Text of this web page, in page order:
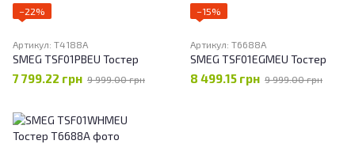
−22%
Артикул: T4188А
SMEG TSF01PBEU Тостер
7 799.22 грн 9 999.00 грн
−15%
Артикул: T6688А
SMEG TSF01EGMEU Тостер
8 499.15 грн 9 999.00 грн